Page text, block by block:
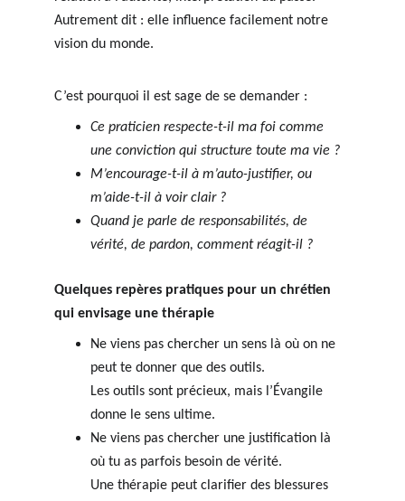
Autrement dit : elle influence facilement notre
vision du monde.
C’est pourquoi il est sage de se demander :
Ce praticien respecte-t-il ma foi comme
une conviction qui structure toute ma vie ?
M’encourage-t-il à m’auto-justifier, ou
m’aide-t-il à voir clair ?
Quand je parle de responsabilités, de
vérité, de pardon, comment réagit-il ?
Quelques repères pratiques pour un chrétien
qui envisage une thérapie
Ne viens pas chercher un sens là où on ne
peut te donner que des outils.
Les outils sont précieux, mais l’Évangile
donne le sens ultime.
Ne viens pas chercher une justification là
où tu as parfois besoin de vérité.
Une thérapie peut clarifier des blessures